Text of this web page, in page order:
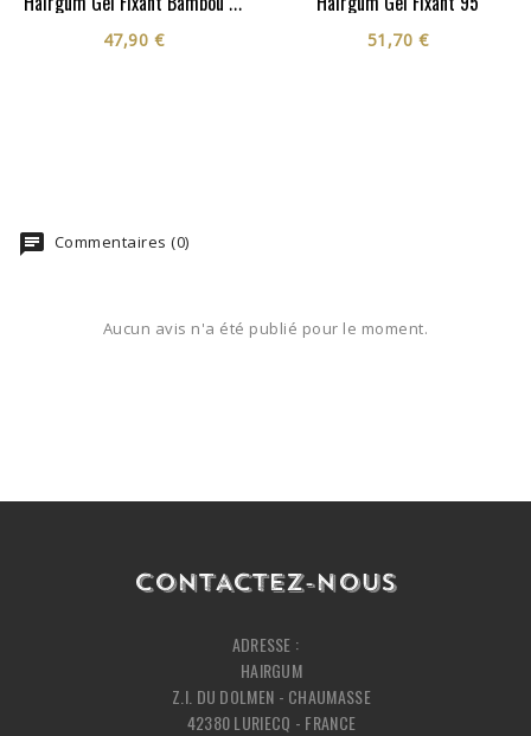
47,90 €
51,70 €
Commentaires (0)
Aucun avis n'a été publié pour le moment.
CONTACTEZ-NOUS
ADRESSE :
HAIRGUM
Z.I. DU DOLMEN - CHAUMASSE
42380 LURIECQ - FRANCE